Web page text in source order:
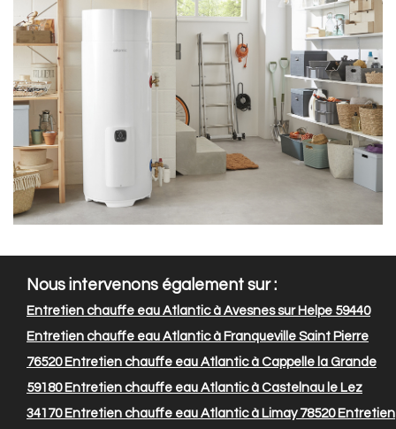
Nous intervenons également sur :
Entretien chauffe eau Atlantic à Avesnes sur Helpe 59440
Entretien chauffe eau Atlantic à Franqueville Saint Pierre
76520Entretien chauffe eau Atlantic à Cappelle la Grande
59180Entretien chauffe eau Atlantic à Castelnau le Lez
34170Entretien chauffe eau Atlantic à Limay 78520Entretien